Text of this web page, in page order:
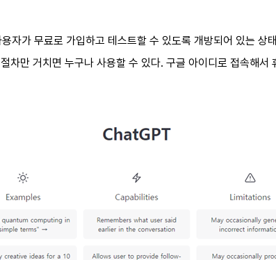
자가 무료로 가입하고 테스트할 수 있도록 개방되어 있는
차만 거치면 누구나 사용할 수 있다. 구글 아이디로 접속해서